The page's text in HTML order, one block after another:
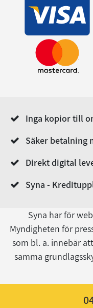
Inga kopior till
Säker betalning
Direkt digital
Syna -
Syna har för
Myndigheten för
som bl. a. innebär
samma